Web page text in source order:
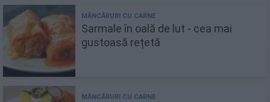
Sarmale în oală de lut - cea mai
gustoasă rețetă